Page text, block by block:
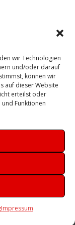
wir Technologien
und/oder darauf
können wir
auf dieser Website
erteilst oder
Funktionen
Impressum
Sicherheit
Ubuntu
Veeam